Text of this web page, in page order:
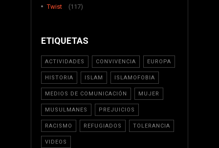
Twist
(117)
ETIQUETAS
ACTIVIDADES CONVIVENCIA EUROPA
HISTORIA ISLAM ISLAMOFOBIA
MEDIOS DE COMUNICACIÓN MUJER
MUSULMANES PREJUICIOS
RACISMO REFUGIADOS TOLERANCIA
VIDEOS